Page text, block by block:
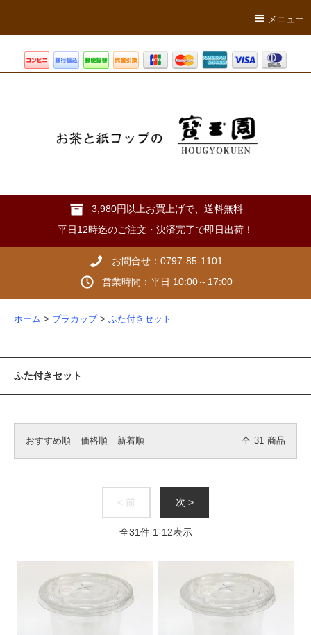
メニュー
3,980円以上お買上げで、送料無料
平日12時迄のご注文・決済完了で即日出荷！
お問合せ：0797-85-1101
営業時間：平日 10:00～17:00
ホーム > プラカップ > ふた付きセット
ふた付きセット
おすすめ順 価格順 新着順 全 31 商品
< 前 次 >
全31件 1-12表示